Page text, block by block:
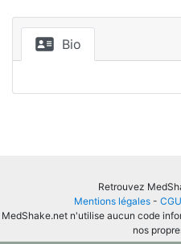
Bio
Retrouvez
Mentions légales - CGU
MedShake.net n'utilise aucun code
nos